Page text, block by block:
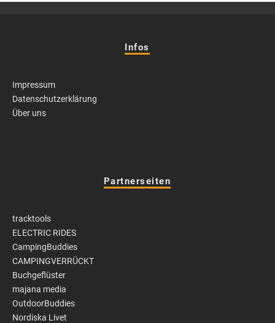
Infos
Impressum
Datenschutzerklärung
Über uns
Partnerseiten
tracktools
ELECTRIC RIDES
CampingBuddies
CAMPINGVERRÜCKT
Buchgeflüster
majana media
OutdoorBuddies
Nordiska Livet